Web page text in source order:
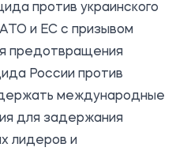
против украинского
и ЕС с призывом
предотвращения
России против
международные
для задержания
лидеров и